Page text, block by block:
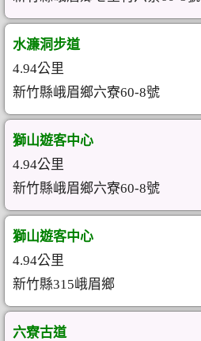
水濂洞步道
4.94公里
新竹縣峨眉鄉六寮60-8號
獅山遊客中心
4.94公里
新竹縣峨眉鄉六寮60-8號
獅山遊客中心
4.94公里
新竹縣315峨眉鄉
六寮古道